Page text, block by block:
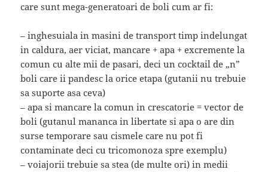
care sunt mega-generatoari de boli cum ar fi:
– inghesuiala in masini de transport timp indelungat
in caldura, aer viciat, mancare + apa + excremente la
comun cu alte mii de pasari, deci un cocktail de „n”
boli care ii pandesc la orice etapa (gutanii nu trebuie
sa suporte asa ceva)
– apa si mancare la comun in crescatorie = vector de
boli (gutanul mananca in libertate si apa o are din
surse temporare sau cismele care nu pot fi
contaminate deci cu tricomonoza spre exemplu)
– voiajorii trebuie sa stea (de multe ori) in medii